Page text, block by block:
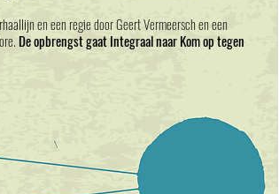
en een regie door Geert Vermeersch en een
De opbrengst gaat Integraal naarKom op tegen